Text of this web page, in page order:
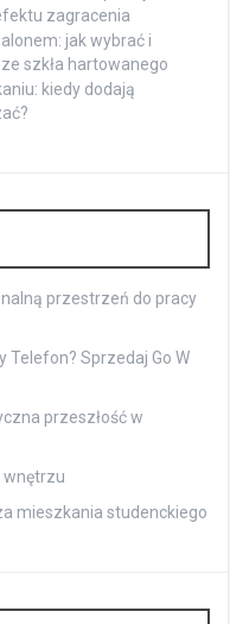
zagracenia
jak wybrać i
szkła hartowanego
kiedy dodają
przestrzeń do pracy
Telefon? Sprzedaj Go W
przeszłość w
wnętrzu
mieszkania studenckiego